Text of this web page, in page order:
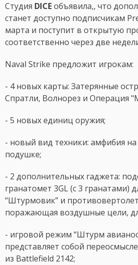
Студия DICEобъявила,, что
станет доступно подписчикам
марта и поступит в открытую
соответственно через две
Naval Strike предложит игрокам:
- 4 новых карты: Затерянные
Спратли, Волнорез и Операция
- 5 новых единиц оружия;
- новый вид техники: амфибия
подушке;
- 2 дополнительных гаджета:
гранатомет 3GL (с 3 гранатами)
“Штурмовик” и
поражающая воздушные цели,
- игровой режим “Штурм
представляет собой
из Battlefield 2142;